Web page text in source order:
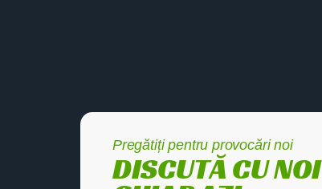
Pregătiți pentru provocări noi
DISCUTĂ CU NOI